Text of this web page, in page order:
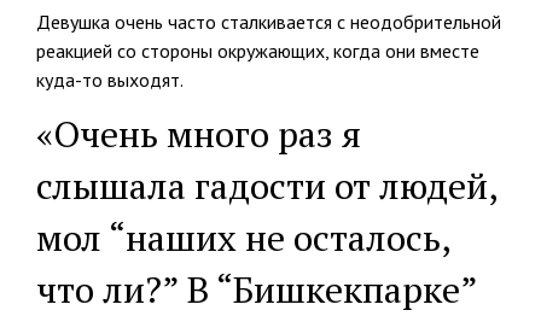
Девушка очень часто сталкивается с неодобрительной
реакцией со стороны окружающих, когда они вместе
куда-то выходят.
«Очень много раз я
слышала гадости от людей,
мол “наших не осталось,
что ли?” В “Бишкекпарке”